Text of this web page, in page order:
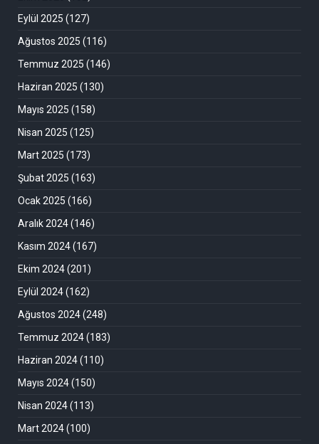
Eylül 2025 (127)
Ağustos 2025 (116)
Temmuz 2025 (146)
Haziran 2025 (130)
Mayıs 2025 (158)
Nisan 2025 (125)
Mart 2025 (173)
Şubat 2025 (163)
Ocak 2025 (166)
Aralık 2024(146)
Kasım 2024(167)
Ekim 2024(201)
Eylül 2024(162)
Ağustos 2024(248)
Temmuz 2024(183)
Haziran 2024(110)
Mayıs 2024(150)
Nisan 2024(113)
Mart 2024(100)